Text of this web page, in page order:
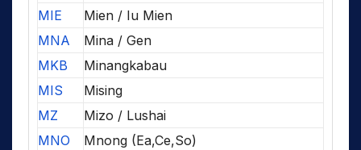
MIE
Mien / Iu Mien
MNA
Mina / Gen
MKB
Minangkabau
MIS
Mising
MZ
Mizo / Lushai
MNO
Mnong (Ea,Ce,So)